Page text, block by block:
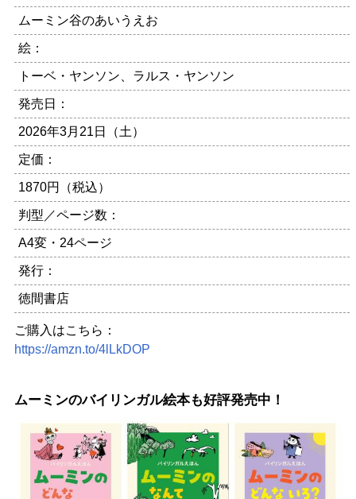
ムーミン谷のあいうえお
絵：
トーベ・ヤンソン、ラルス・ヤンソン
発売日：
2026年3月21日（土）
定価：
1870円（税込）
判型／ページ数：
A4変・24ページ
発行：
徳間書店
ご購入はこちら：
https://amzn.to/4lLkDOP
ムーミンのバイリンガル絵本も好評発売中！